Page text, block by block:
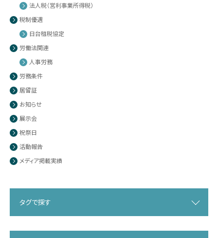
法人税（営利事業所得税）
税制優遇
日台租税協定
労働法関連
人事労務
労務条件
居留証
お知らせ
展示会
祝祭日
活動報告
メディア掲載実績
タグで探す